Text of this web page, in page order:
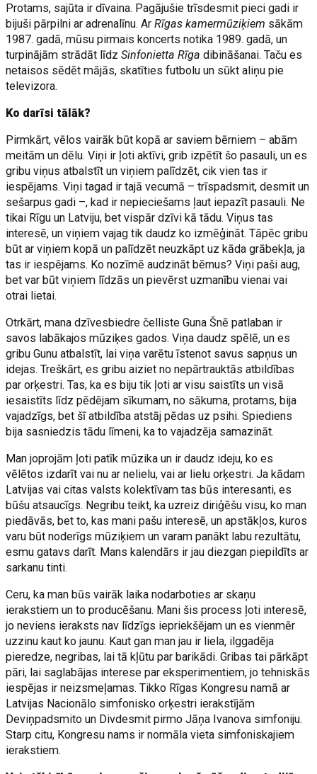
Protams, sajūta ir dīvaina. Pagājušie trīsdesmit pieci gadi ir
bijuši pārpilni ar adrenalīnu. ArRīgas kamermūziķiem sākām
1987. gadā, mūsu pirmais koncerts notika 1989. gadā, un
turpinājām strādāt līdzSinfonietta Rīga dibināšanai. Taču es
netaisos sēdēt mājās, skatīties futbolu un sūkt aliņu pie
televizora.
Ko darīsi tālāk?
Pirmkārt, vēlos vairāk būt kopā ar saviem bērniem – abām
meitām un dēlu. Viņi ir ļoti aktīvi, grib izpētīt šo pasauli, un es
gribu viņus atbalstīt un viņiem palīdzēt, cik vien tas ir
iespējams. Viņi tagad ir tajā vecumā – trīspadsmit, desmit un
sešarpus gadi –, kad ir nepieciešams ļaut iepazīt pasauli. Ne
tikai Rīgu un Latviju, bet vispār dzīvi kā tādu. Viņus tas
interesē, un viņiem vajag tik daudz ko izmēģināt. Tāpēc gribu
būt ar viņiem kopā un palīdzēt neuzkāpt uz kāda grābekļa, ja
tas ir iespējams. Ko nozīmē audzināt bērnus? Viņi paši aug,
bet var būt viņiem līdzās un pievērst uzmanību vienai vai
otrai lietai.
Otrkārt, mana dzīvesbiedre čelliste Guna Šnē patlaban ir
savos labākajos mūziķes gados. Viņa daudz spēlē, un es
gribu Gunu atbalstīt, lai viņa varētu īstenot savus sapņus un
idejas. Treškārt, es gribu aiziet no nepārtrauktās atbildības
par orķestri. Tas, ka es biju tik ļoti ar visu saistīts un visā
iesaistīts līdz pēdējam sīkumam, no sākuma, protams, bija
vajadzīgs, bet šī atbildība atstāj pēdas uz psihi. Spiediens
bija sasniedzis tādu līmeni, ka to vajadzēja samazināt.
Man joprojām ļoti patīk mūzika un ir daudz ideju, ko es
vēlētos izdarīt vai nu ar nelielu, vai ar lielu orķestri. Ja kādam
Latvijas vai citas valsts kolektīvam tas būs interesanti, es
būšu atsaucīgs. Negribu teikt, ka uzreiz diriģēšu visu, ko man
piedāvās, bet to, kas mani pašu interesē, un apstākļos, kuros
varu būt noderīgs mūziķiem un varam panākt labu rezultātu,
esmu gatavs darīt. Mans kalendārs ir jau diezgan piepildīts ar
sarkanu tinti.
Ceru, ka man būs vairāk laika nodarboties ar skaņu
ierakstiem un to producēšanu. Mani šis process ļoti interesē,
jo neviens ieraksts nav līdzīgs iepriekšējam un es vienmēr
uzzinu kaut ko jaunu. Kaut gan man jau ir liela, ilggadēja
pieredze, negribas, lai tā kļūtu par barikādi. Gribas tai pārkāpt
pāri, lai saglabājas interese par eksperimentiem, jo tehniskās
iespējas ir neizsmeļamas. Tikko Rīgas Kongresu namā ar
Latvijas Nacionālo simfonisko orķestri ierakstījām
Deviņpadsmito un Divdesmit pirmo Jāņa Ivanova simfoniju.
Starp citu, Kongresu nams ir normāla vieta simfoniskajiem
ierakstiem.